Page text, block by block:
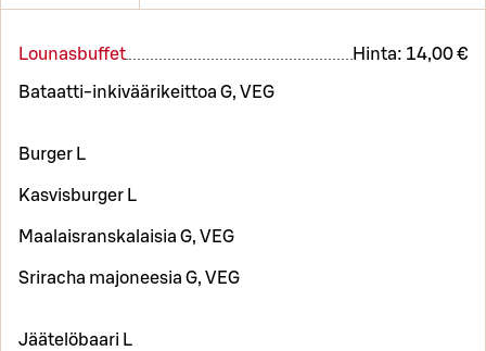
Lounasbuffet Hinta: 14,00 €
Bataatti-inkiväärikeittoa G, VEG
Burger L
Kasvisburger L
Maalaisranskalaisia G, VEG
Sriracha majoneesia G, VEG
Jäätelöbaari L